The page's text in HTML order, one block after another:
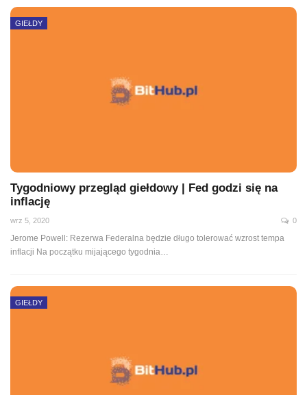
GIEŁDY
Tygodniowy przegląd giełdowy | Fed godzi się na
inflację
wrz 5, 2020 0
Jerome Powell: Rezerwa Federalna będzie długo tolerować wzrost tempa
inflacji Na początku mijającego tygodnia…
GIEŁDY